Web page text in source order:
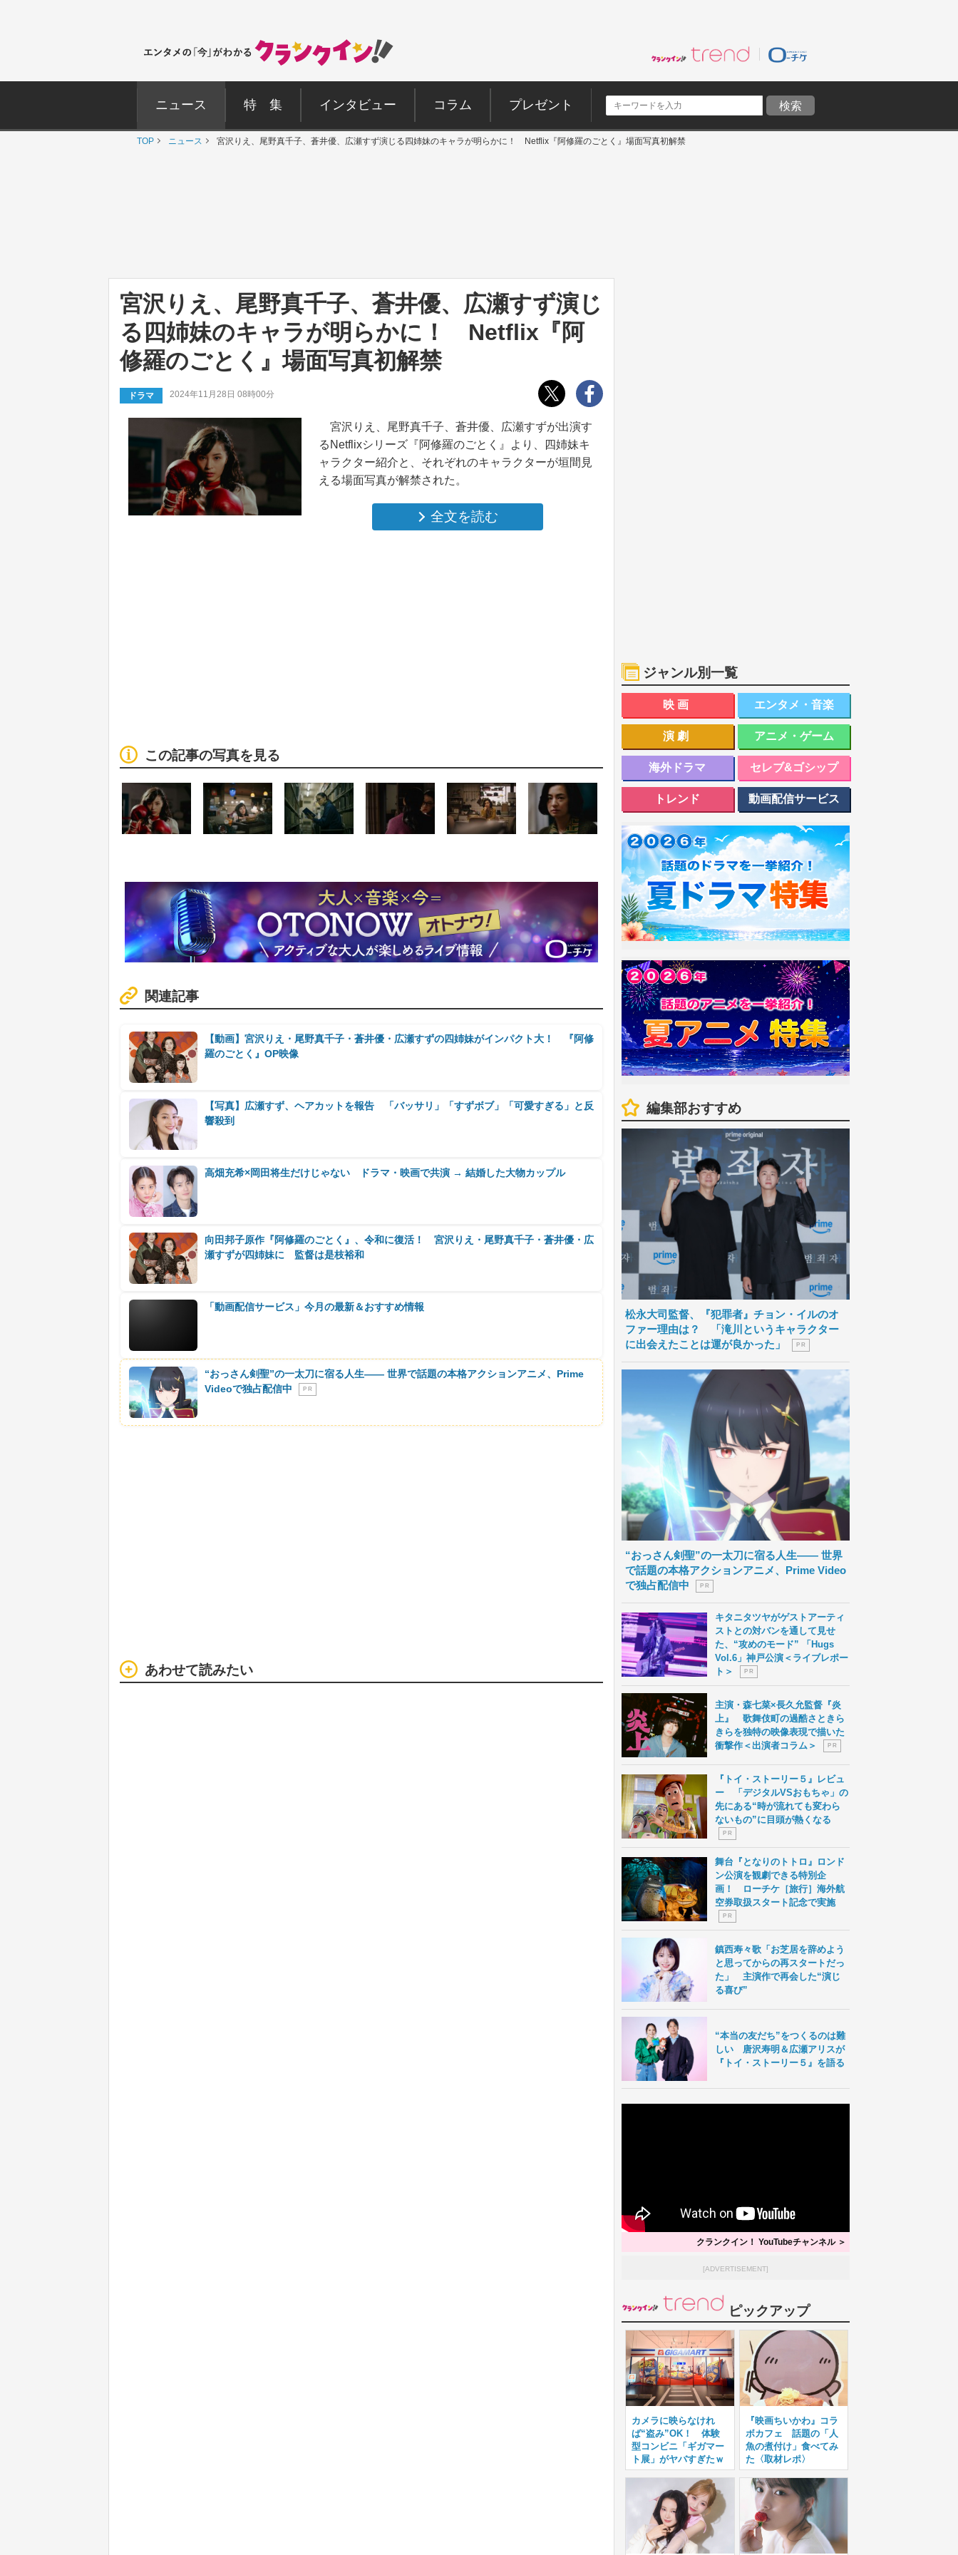
ニュース 特 集 インタビュー コラム プレゼント
TOP ニュース 宮沢りえ、尾野真千子、蒼井優、広瀬すず演じる四姉妹のキャラが明らかに！ Netflix『阿修羅のごとく』場面写真初解禁
宮沢りえ、尾野真千子、蒼井優、広瀬すず演じ
る四姉妹のキャラが明らかに！ Netflix『阿
修羅のごとく』場面写真初解禁
ドラマ 2024年11月28日 08時00分
宮沢りえ、尾野真千子、蒼井優、広瀬すずが出演す
るNetflixシリーズ『阿修羅のごとく』より、四姉妹キ
ャラクター紹介と、それぞれのキャラクターが垣間見
える場面写真が解禁された。
全文を読む
この記事の写真を見る
関連記事
【動画】宮沢りえ・尾野真千子・蒼井優・広瀬すずの四姉妹がインパクト大！ 『阿修
羅のごとく』OP映像
【写真】広瀬すず、ヘアカットを報告 「バッサリ」「すずボブ」「可愛すぎる」と反
響殺到
高畑充希×岡田将生だけじゃない ドラマ・映画で共演 → 結婚した大物カップル
向田邦子原作『阿修羅のごとく』、令和に復活！ 宮沢りえ・尾野真千子・蒼井優・広
瀬すずが四姉妹に 監督は是枝裕和
「動画配信サービス」今月の最新＆おすすめ情報
“おっさん剣聖”の一太刀に宿る人生―― 世界で話題の本格アクションアニメ、Prime
Videoで独占配信中
P R
あわせて読みたい
ジャンル別一覧
映画 エンタメ・音楽
演劇 アニメ・ゲーム
海外ドラマ セレブ&ゴシップ
トレンド 動画配信サービス
編集部おすすめ
松永大司監督、『犯罪者』チョン・イルのオ
ファー理由は？ 「滝川というキャラクター
に出会えたことは運が良かった」
P R
“おっさん剣聖”の一太刀に宿る人生―― 世界
で話題の本格アクションアニメ、Prime Video
で独占配信中
P R
キタニタツヤがゲストアーティ
ストとの対バンを通して見せ
た、“攻めのモード” 「Hugs
Vol.6」神戸公演＜ライブレポー
ト＞
P R
主演・森七菜×長久允監督『炎
上』 歌舞伎町の過酷さときら
きらを独特の映像表現で描いた
衝撃作＜出演者コラム＞
P R
『トイ・ストーリー５』レビュ
ー 「デジタルVSおもちゃ」の
先にある“時が流れても変わら
ないもの”に目頭が熱くなる
P R
舞台『となりのトトロ』ロンド
ン公演を観劇できる特別企
画！ ローチケ［旅行］海外航
空券取扱スタート記念で実施
P R
鎮西寿々歌「お芝居を辞めよう
と思ってからの再スタートだっ
た」 主演作で再会した“演じ
る喜び”
“本当の友だち”をつくるのは難
しい 唐沢寿明＆広瀬アリスが
『トイ・ストーリー５』を語る
クランクイン！ YouTubeチャンネル ＞
[ADVERTISEMENT]
ピックアップ
カメラに映らなけれ
ば“盗み”OK！ 体験
型コンビニ「ギガマー
ト展」がヤバすぎたｗ
『映画ちいかわ』コラ
ボカフェ 話題の「人
魚の煮付け」食べてみ
た〈取材レポ〉